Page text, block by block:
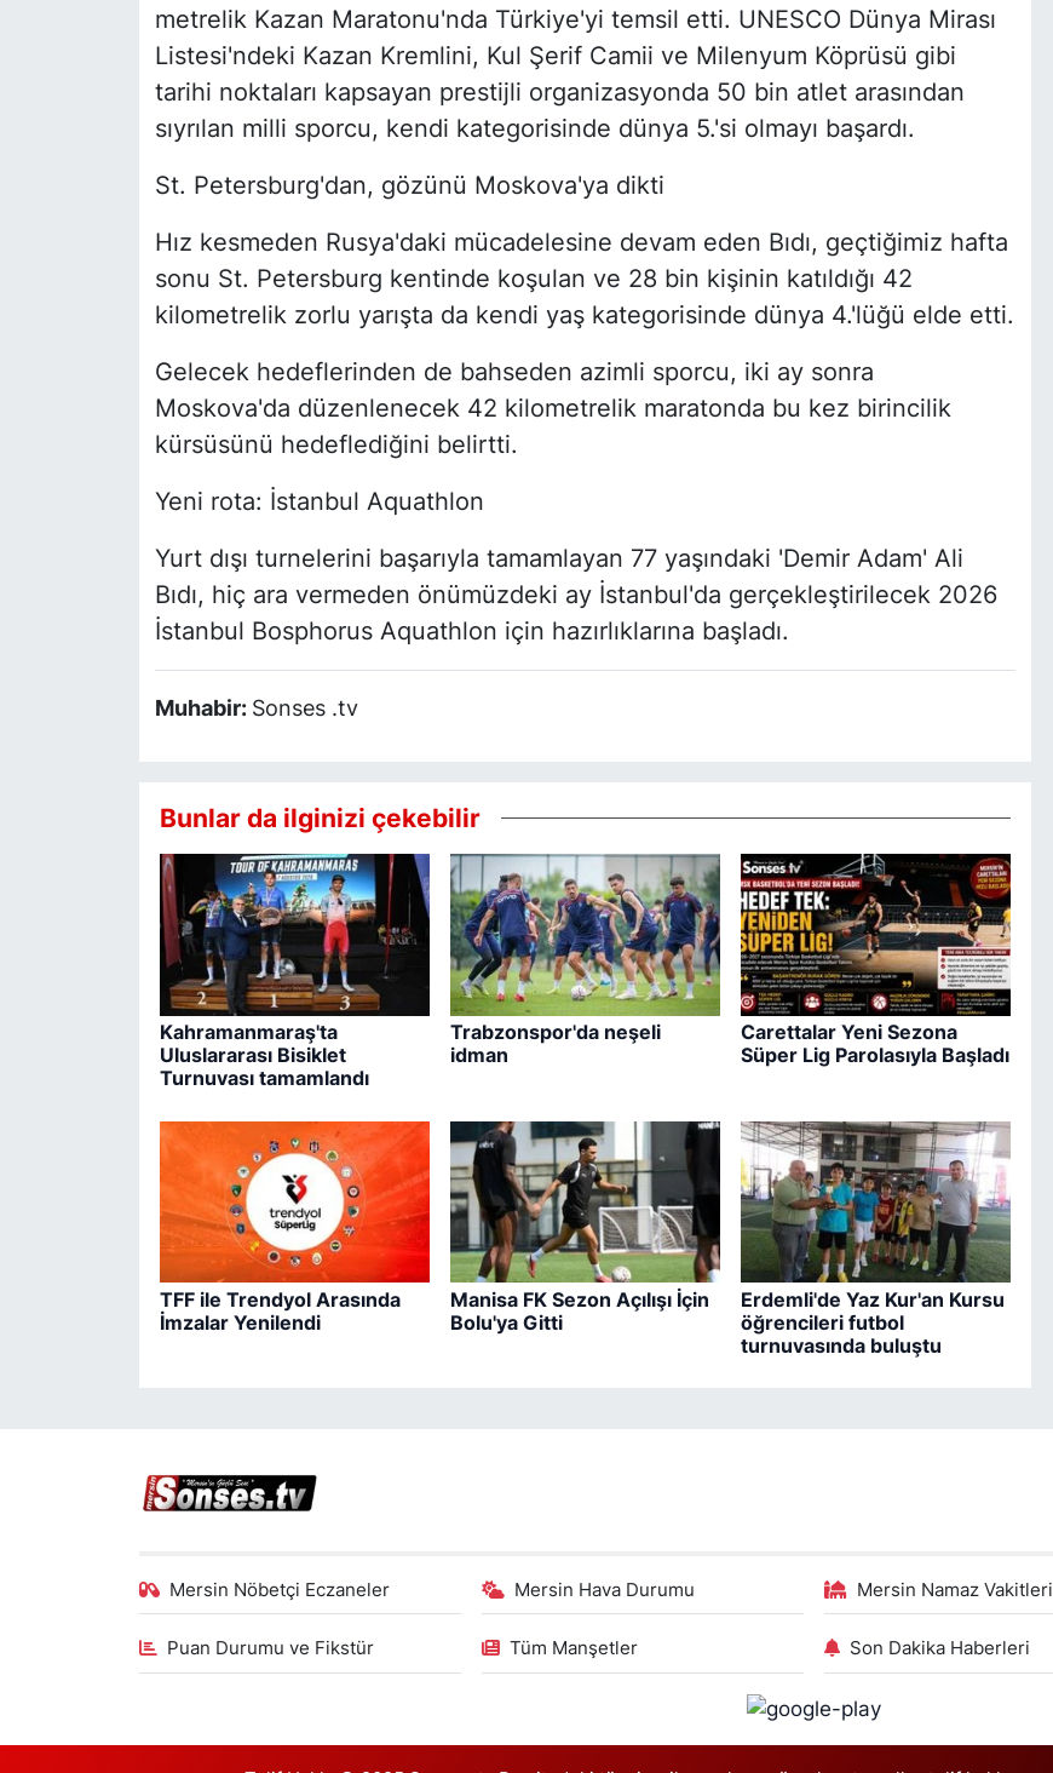
metrelik Kazan Maratonu'nda Türkiye'yi temsil etti. UNESCO Dünya Mirası
Listesi'ndeki Kazan Kremlini, Kul Şerif Camii ve Milenyum Köprüsü gibi
tarihi noktaları kapsayan prestijli organizasyonda 50 bin atlet arasından
sıyrılan milli sporcu, kendi kategorisinde dünya 5.'si olmayı başardı.
St. Petersburg'dan, gözünü Moskova'ya dikti
Hız kesmeden Rusya'daki mücadelesine devam eden Bıdı, geçtiğimiz hafta
sonu St. Petersburg kentinde koşulan ve 28 bin kişinin katıldığı 42
kilometrelik zorlu yarışta da kendi yaş kategorisinde dünya 4.'lüğü elde etti.
Gelecek hedeflerinden de bahseden azimli sporcu, iki ay sonra
Moskova'da düzenlenecek 42 kilometrelik maratonda bu kez birincilik
kürsüsünü hedeflediğini belirtti.
Yeni rota: İstanbul Aquathlon
Yurt dışı turnelerini başarıyla tamamlayan 77 yaşındaki 'Demir Adam' Ali
Bıdı, hiç ara vermeden önümüzdeki ay İstanbul'da gerçekleştirilecek 2026
İstanbul Bosphorus Aquathlon için hazırlıklarına başladı.
Muhabir: Sonses .tv
Bunlar da ilginizi çekebilir
Kahramanmaraş'ta
Uluslararası Bisiklet
Turnuvası tamamlandı
Trabzonspor'da neşeli
idman
Carettalar Yeni Sezona
Süper Lig Parolasıyla Başladı
TFF ile Trendyol Arasında
İmzalar Yenilendi
Manisa FK Sezon Açılışı İçin
Bolu'ya Gitti
Erdemli'de Yaz Kur'an Kursu
öğrencileri futbol
turnuvasında buluştu
Mersin Nöbetçi Eczaneler Mersin Hava Durumu Mersin Namaz Vakitleri
Puan Durumu ve Fikstür Tüm Manşetler Son Dakika Haberleri